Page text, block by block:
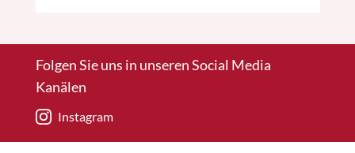
Folgen Sie uns in unseren Social Media
Kanälen
Instagram